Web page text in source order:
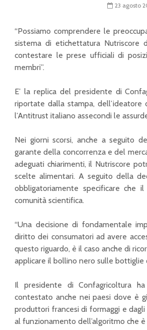
23 agosto
“Possiamo comprendere le
sistema di etichettatura Nutriscore
contestare le prese ufficiali di
membri”.
E’ la replica del presidente di
riportate dalla stampa, dell’ideatore
l’Antitrust italiano assecondi le
Nei giorni scorsi, anche a seguito
garante della concorrenza e del
adeguati chiarimenti, il Nutriscore
scelte alimentari. A seguito della
obbligatoriamente specificare che
comunità scientifica.
“Una decisione di fondamentale
diritto dei consumatori ad avere
questo riguardo, è il caso anche di
applicare il bollino nero sulle bottiglie
Il presidente di Confagricoltura
contestato anche nei paesi dove è
produttori francesi di formaggi e
al funzionamento dell’algoritmo che
Agrumi,
Confagricoltura: “Più
controlli alle
frontiere”
Qual è
Ecco il